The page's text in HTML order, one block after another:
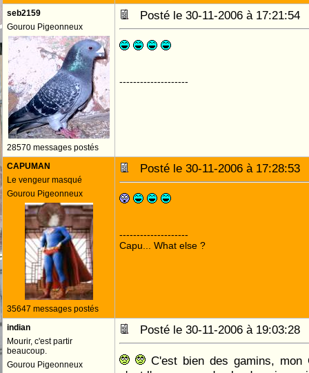
seb2159
Gourou Pigeonneux
28570 messages postés
Posté le 30-11-2006 à
--------------------
CAPUMAN
Le vengeur masqué
Gourou Pigeonneux
35647 messages postés
Posté le 30-11-2006 à
--------------------
Capu... What else ?
indian
Mourir, c'est partir
beaucoup.
Gourou Pigeonneux
Posté le 30-11-2006 à
C'est bien des gamins, mon